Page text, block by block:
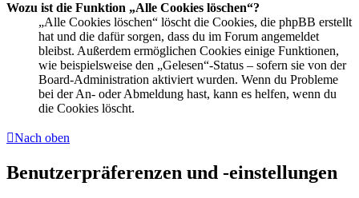
Wozu ist die Funktion „Alle Cookies löschen“?
„Alle Cookies löschen“ löscht die Cookies, die phpBB erstellt
hat und die dafür sorgen, dass du im Forum angemeldet
bleibst. Außerdem ermöglichen Cookies einige Funktionen,
wie beispielsweise den „Gelesen“-Status – sofern sie von der
Board-Administration aktiviert wurden. Wenn du Probleme
bei der An- oder Abmeldung hast, kann es helfen, wenn du
die Cookies löscht.
Nach oben
Benutzerpräferenzen und -einstellungen